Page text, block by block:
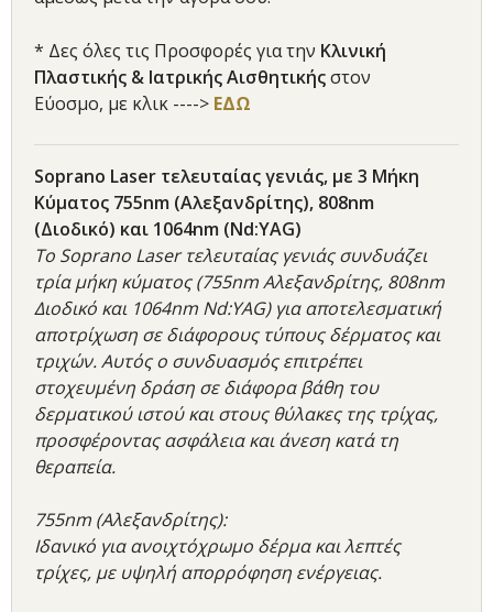
* Δες όλες τις Προσφορές για την Κλινική
Πλαστικής & Ιατρικής Αισθητικήςστον
Εύοσμο, με κλικ ----> ΕΔΩ
Soprano Laser τελευταίας γενιάς, με 3 Μήκη
Κύματος 755nm (Αλεξανδρίτης), 808nm
(Διοδικό) και 1064nm (Nd:YAG)
Το Soprano Laser τελευταίας γενιάς συνδυάζει
τρία μήκη κύματος (755nm Αλεξανδρίτης, 808nm
Διοδικό και 1064nm Nd:YAG) για αποτελεσματική
αποτρίχωση σε διάφορους τύπους δέρματος και
τριχών. Αυτός ο συνδυασμός επιτρέπει
στοχευμένη δράση σε διάφορα βάθη του
δερματικού ιστού και στους θύλακες της τρίχας,
προσφέροντας ασφάλεια και άνεση κατά τη
θεραπεία.
755nm (Αλεξανδρίτης):
Ιδανικό για ανοιχτόχρωμο δέρμα και λεπτές
τρίχες, με υψηλή απορρόφηση ενέργειας.